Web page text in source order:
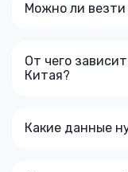
Можно ли везти
От чего
Китая?
Какие данные